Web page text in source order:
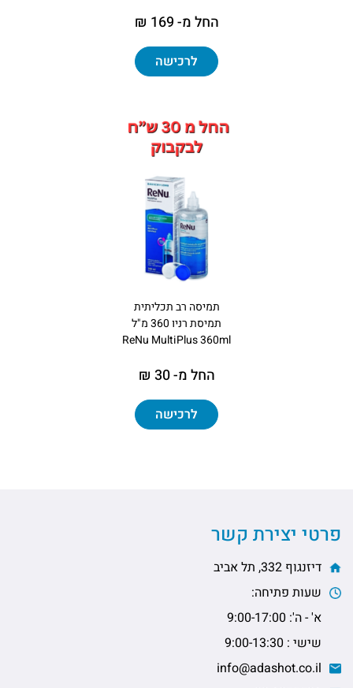
החל מ- 169 ₪
לרכישה
תמיסה רב תכליתית
תמיסת רניו 360 מ"ל
ReNu MultiPlus 360ml
החל מ- 30 ₪
לרכישה
פרטי יצירת קשר
דיזנגוף 332, תל אביב
שעות פתיחה:
א' - ה': 9:00-17:00
שישי : 9:00-13:30